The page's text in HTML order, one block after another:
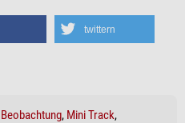
twittern
Beobachtung, Mini Track,